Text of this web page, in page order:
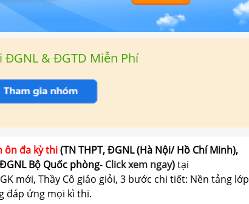
ĐGNL & ĐGTD Miễn Phí
ôn đa kỳ thi(TN THPT, ĐGNL (Hà Nội/ Hồ Chí Minh),
Bộ Quốc phòng- Click xem ngay)tại
mới, Thầy Cô giáo giỏi, 3 bước chi tiết: Nền tảng lớp
đáp ứng mọi kì thi.